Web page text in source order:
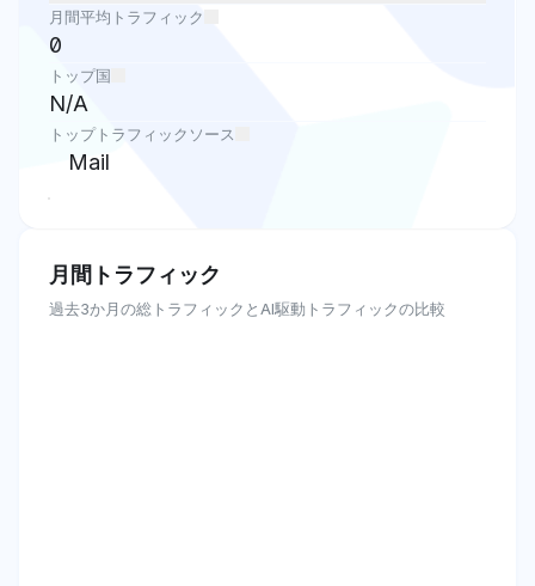
月間平均トラフィック
0
トップ国
N/A
トップトラフィックソース
Mail
月間トラフィック
過去3か月の総トラフィックとAI駆動トラフィックの比較